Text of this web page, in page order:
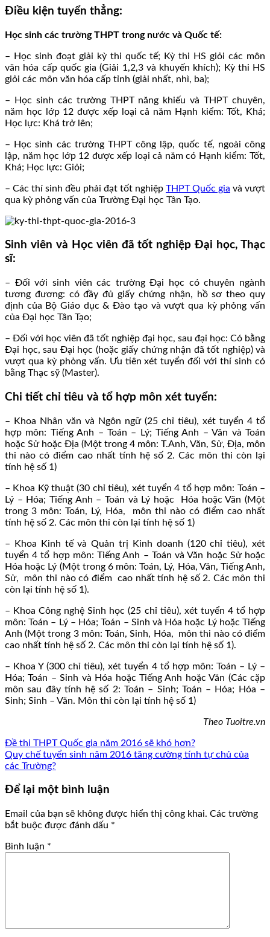
Điều kiện tuyển thẳng:
Học sinh các trường THPT trong nước và Quốc tế:
– Học sinh đoạt giải kỳ thi quốc tế; Kỳ thi HS giỏi các môn
văn hóa cấp quốc gia (Giải 1,2,3 và khuyến khích); Kỳ thi HS
giỏi các môn văn hóa cấp tỉnh (giải nhất, nhì, ba);
– Học sinh các trường THPT năng khiếu và THPT chuyên,
năm học lớp 12 được xếp loại cả năm Hạnh kiểm: Tốt, Khá;
Học lực: Khá trở lên;
– Học sinh các trường THPT công lập, quốc tế, ngoài công
lập, năm học lớp 12 được xếp loại cả năm có Hạnh kiểm: Tốt,
Khá; Học lực: Giỏi;
– Các thí sinh đều phải đạt tốt nghiệp THPT Quốc gia và vượt
qua kỳ phỏng vấn của Trường Đại học Tân Tạo.
Sinh viên và Học viên đã tốt nghiệp Đại học, Thạc
sĩ:
– Đối với sinh viên các trường Đại học có chuyên ngành
tương đương: có đầy đủ giấy chứng nhận, hồ sơ theo quy
định của Bộ Giáo dục & Đào tạo và vượt qua kỳ phỏng vấn
của Đại học Tân Tạo;
– Đối với học viên đã tốt nghiệp đại học, sau đại học: Có bằng
Đại học, sau Đại học (hoặc giấy chứng nhận đã tốt nghiệp) và
vượt qua kỳ phỏng vấn. Ưu tiên xét tuyển đối với thí sinh có
bằng Thạc sỹ (Master).
Chi tiết chỉ tiêu và tổ hợp môn xét tuyển:
– Khoa Nhân văn và Ngôn ngữ (25 chỉ tiêu), xét tuyển 4 tổ
hợp môn: Tiếng Anh – Toán – Lý; Tiếng Anh – Văn và Toán
hoặc Sử hoặc Địa (Một trong 4 môn: T.Anh, Văn, Sử, Địa, môn
thi nào có điểm cao nhất tính hệ số 2. Các môn thi còn lại
tính hệ số 1)
– Khoa Kỹ thuật (30 chỉ tiêu), xét tuyển 4 tổ hợp môn: Toán –
Lý – Hóa; Tiếng Anh – Toán và Lý hoặc Hóa hoặc Văn (Một
trong 3 môn: Toán, Lý, Hóa, môn thi nào có điểm cao nhất
tính hệ số 2. Các môn thi còn lại tính hệ số 1)
– Khoa Kinh tế và Quản trị Kinh doanh (120 chỉ tiêu), xét
tuyển 4 tổ hợp môn: Tiếng Anh – Toán và Văn hoặc Sử hoặc
Hóa hoặc Lý (Một trong 6 môn: Toán, Lý, Hóa, Văn, Tiếng Anh,
Sử, môn thi nào có điểm cao nhất tính hệ số 2. Các môn thi
còn lại tính hệ số 1).
– Khoa Công nghệ Sinh học (25 chỉ tiêu), xét tuyển 4 tổ hợp
môn: Toán – Lý – Hóa; Toán – Sinh và Hóa hoặc Lý hoặc Tiếng
Anh (Một trong 3 môn: Toán, Sinh, Hóa, môn thi nào có điểm
cao nhất tính hệ số 2. Các môn thi còn lại tính hệ số 1).
– Khoa Y (300 chỉ tiêu), xét tuyển 4 tổ hợp môn: Toán – Lý –
Hóa; Toán – Sinh và Hóa hoặc Tiếng Anh hoặc Văn (Các cặp
môn sau đây tính hệ số 2: Toán – Sinh; Toán – Hóa; Hóa –
Sinh; Sinh – Văn. Môn thi còn lại tính hệ số 1)
Theo Tuoitre.vn
Đề thi THPT Quốc gia năm 2016 sẽ khó hơn?
Quy chế tuyển sinh năm 2016 tăng cường tính tự chủ của
các Trường?
Để lại một bình luận
Email của bạn sẽ không được hiển thị công khai. Các trường
bắt buộc được đánh dấu *
Bình luận *